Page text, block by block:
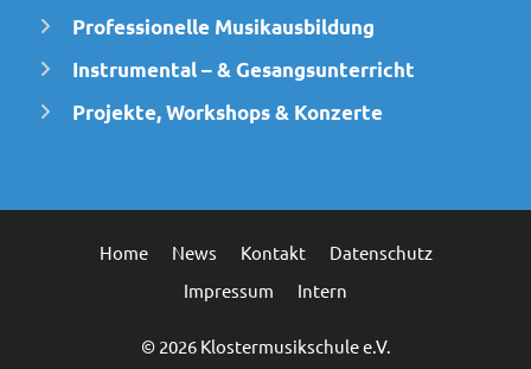
Professionelle Musikausbildung
Instrumental – & Gesangsunterricht
Projekte, Workshops & Konzerte
Home News Kontakt
Datenschutz
Impressum
Intern
© 2026 Klostermusikschule e.V.